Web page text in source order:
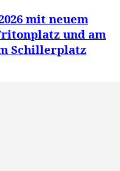
mit neuem
und am
Schillerplatz